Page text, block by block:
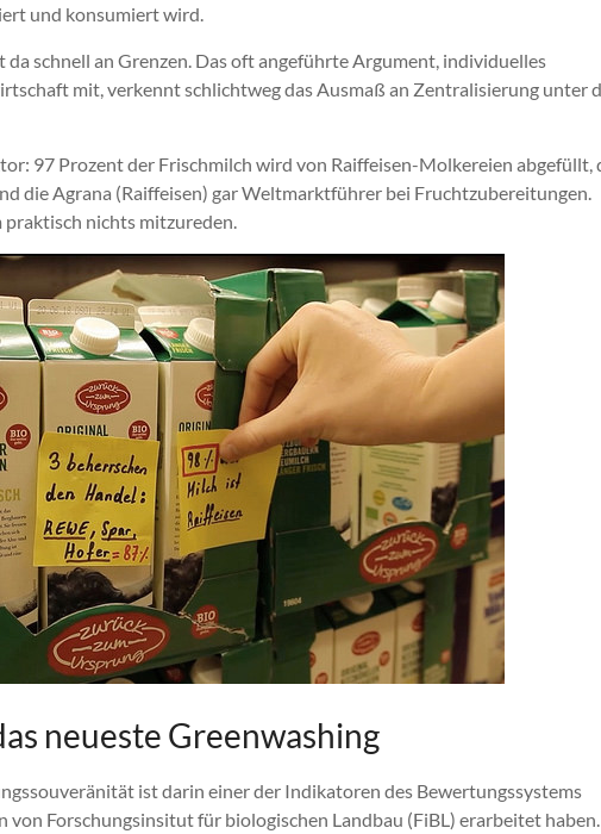
und konsumiert wird.
schnell an Grenzen. Das oft angeführte Argument, individuelles
mit, verkennt schlichtweg das Ausmaß an Zentralisierung unter
97 Prozent der Frischmilch wird von Raiffeisen-Molkereien abgefüllt,
die Agrana (Raiffeisen) gar Weltmarktführer bei Fruchtzubereitungen.
nichts mitzureden.
neueste Greenwashing
ist darin einer der Indikatoren des Bewertungssystems
von Forschungsinsitut für biologischen Landbau (FiBL) erarbeitet